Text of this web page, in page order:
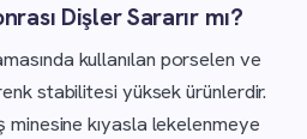
Dişler Sararır mı?
kullanılan porselen ve
stabilitesi yüksek ürünlerdir.
kıyasla lekelenmeye